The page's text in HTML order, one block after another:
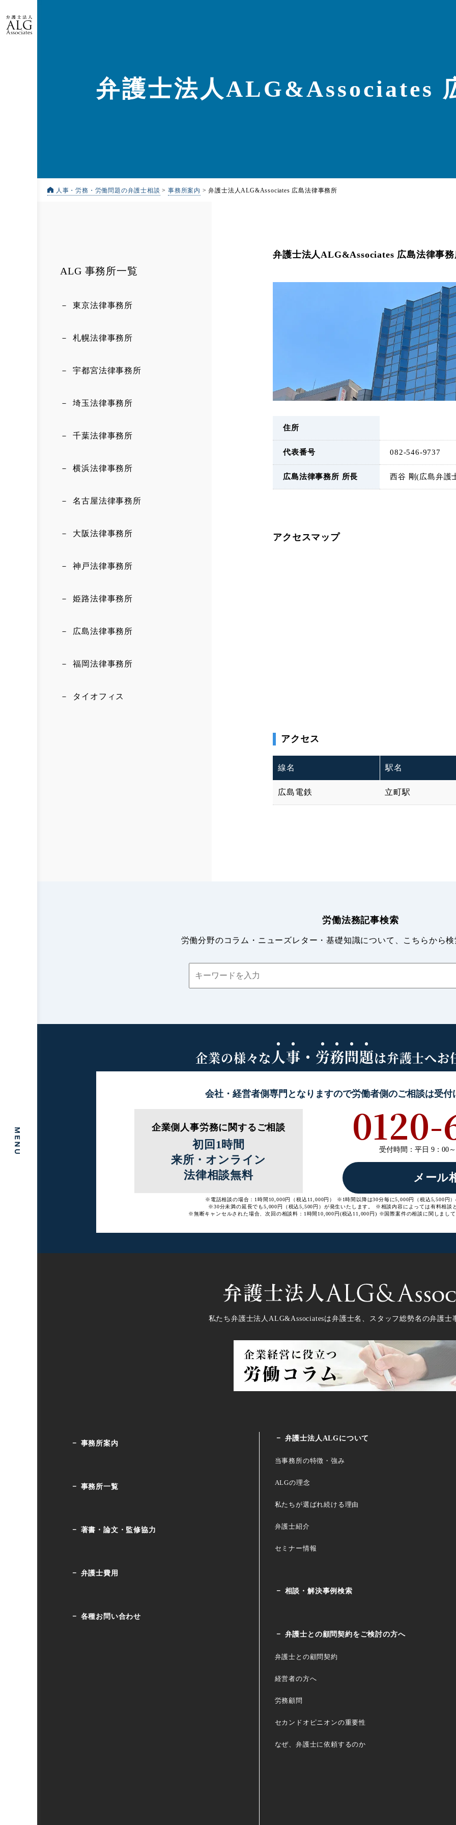
弁護士法人ALG&Associates
人事・労務・労働問題の弁護士相談 >事務所案内 >弁護士法人ALG&Associates 広島法律事務所
ALG 事務所一覧
東京法律事務所
札幌法律事務所
宇都宮法律事務所
埼玉法律事務所
千葉法律事務所
横浜法律事務所
名古屋法律事務所
大阪法律事務所
神戸法律事務所
姫路法律事務所
広島法律事務所
福岡法律事務所
タイオフィス
弁護士法人ALG&Associates 広島法律事
住所
代表番号 082-546-9737
広島法律事務所 所長 西谷 剛(広島弁護
アクセスマップ
アクセス
線名 駅名
広島電鉄 立町駅
労働法務記事検索
労働分野のコラム・ニューズレター・基礎知識について、こちらから
企業の様々な人事・労務問題は弁護士へお
会社・経営者側専門となりますので労働者側のご相談は受付
受付時間： 平日 9：00
メール
企業側人事労務に関するご相談
初回1時間
来所・オンライン
法律相談無料
※電話相談の場合：1時間10,000円（税込11,000円）
※1時間以降は30分毎に5,000円（税込5,500円
※30分未満の延長でも5,000円（税込5,500円）が発生いたします。
※相談内容によっては有料相談
※無断キャンセルされた場合、次回の相談料：1時間10,000円(税込11,000円) ※国際案件の相談に関しまし
私たち弁護士法人ALG&Associatesは弁護士名、スタッフ総勢名の弁護士
事務所案内
事務所一覧
著書・論文・監修協力
弁護士費用
各種お問い合わせ
弁護士法人ALGについて
当事務所の特徴・強み
ALGの理念
私たちが選ばれ続ける理由
弁護士紹介
セミナー情報
相談・解決事例検索
弁護士との顧問契約をご検討の方へ
弁護士との顧問契約
経営者の方へ
労務顧問
セカンドオピニオンの重要性
なぜ、弁護士に依頼するのか